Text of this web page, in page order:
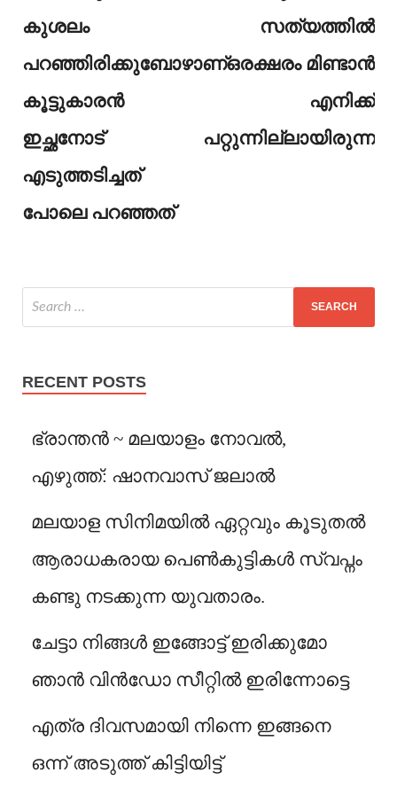
കുശലം
പറഞ്ഞിരിക്കുബോഴാണ്
കൂട്ടുകാരൻ
ഇച്ഛനോട്
എടുത്തടിച്ചത്
പോലെ പറഞ്ഞത്
സത്യത്തിൽ
ഒരക്ഷരം മിണ്ടാൻ
എനിക്ക്
പറ്റുന്നില്ലായിരുന്നു
RECENT POSTS
ഭ്രാന്തൻ ~ മലയാളം നോവൽ,
എഴുത്ത്: ഷാനവാസ് ജലാൽ
മലയാള സിനിമയിൽ ഏറ്റവും കൂടുതൽ
ആരാധകരായ പെൺകുട്ടികൾ സ്വപ്നം
കണ്ടു നടക്കുന്ന യുവതാരം.
ചേട്ടാ നിങ്ങൾ ഇങ്ങോട്ട് ഇരിക്കുമോ
ഞാൻ വിൻഡോ സീറ്റിൽ ഇരിന്നോട്ടെ
എത്ര ദിവസമായി നിന്നെ ഇങ്ങനെ
ഒന്ന് അടുത്ത് കിട്ടിയിട്ട്